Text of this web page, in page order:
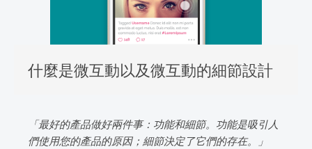
什麼是微互動以及微互動的細節設計
「最好的產品做好兩件事：功能和細節。功能是吸引人
們使用您的產品的原因；細節決定了它們的存在。」